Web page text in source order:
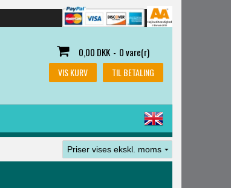
0,00 DKK - 0 vare(r)
VIS KURV TIL BETALING